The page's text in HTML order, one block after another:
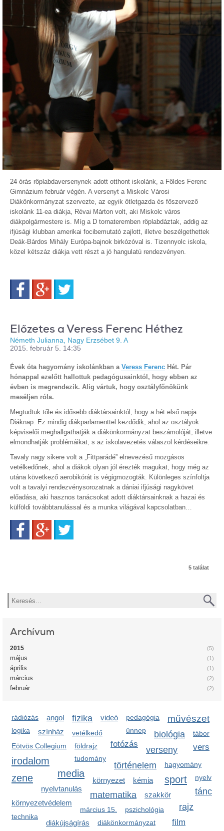
24 órás röplabdaversenynek adott otthont iskolánk, a Földes Ferenc
Gimnázium február végén. A versenyt a Miskolc Városi
Diákönkormányzat szervezte, az egyik ötletgazda és főszervező
iskolánk 11-ea diákja, Révai Márton volt, aki Miskolc város
diákpolgármestere is. Míg a D tornateremben röplabdáztak, addig az
ifjúsági klubban amerikai focibemutató zajlott, illetve beszélgethettek
Deák-Bárdos Mihály Európa-bajnok birkózóval is. Tizennyolc iskola,
közel kétszáz diákja vett részt a jó hangulatú rendezvényen.
FacebookGoogle+
Előzetes a Veress Ferenc Héthez
Németh Julianna, Nagy Erzsébet 9. A
2015. február 5. 14:35
Évek óta hagyomány iskolánkban a Veress Ferenc Hét. Pár
hónappal ezelőtt hallottuk pedagógusainktól, hogy ebben az
évben is megrendezik. Alig vártuk, hogy osztályfőnökünk
meséljen róla.
Megtudtuk tőle és idősebb diáktársainktól, hogy a hét első napja
Diáknap. Ez mindig diákparlamenttel kezdődik, ahol az osztályok
képviselői meghallgathatják a diákönkormányzat beszámolóját, illetve
elmondhatják problémáikat, s az iskolavezetés válaszol kérdéseikre.
Tavaly nagy sikere volt a „Fittparádé” elnevezésű mozgásos
vetélkedőnek, ahol a diákok olyan jól érezték magukat, hogy még az
utána következő aerobikórát is végigmozogták. Különleges színfoltja
volt a tavalyi rendezvénysorozatnak a dániai ifjúsági nagykövet
előadása, aki hasznos tanácsokat adott diáktársainknak a hazai és
külföldi továbbtanulással és a munka világával kapcsolatban…
FacebookGoogle+
5 találat
Keresés
Archívum
(5)
2015
(1)
május
(1)
április
(2)
március
(2)
február
rádiózás angol fizika videó pedagógia művészet
logika ünnep
színház vetélkedő biológia
fotózás
Eötvös Collegium
tábor
verseny
tudomány
irodalom történelem
földrajz
hagyomány
media
zene sport
vers
környezet
kémia
nyelvtanulás
nyelv
matematika tánc
szakkör
környezetvédelem
rajz
március 15.
pszichológia
technika
diákújságírás film
diákönkormányzat